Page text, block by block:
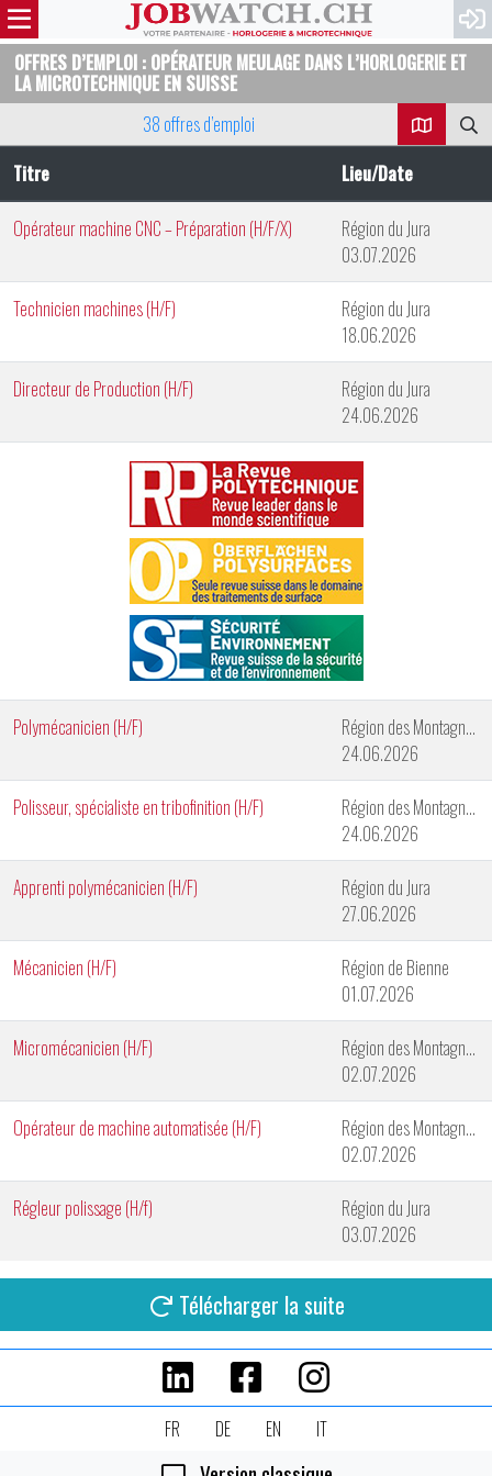
OFFRES D’EMPLOI : OPÉRATEUR MEULAGE DANS L’HORLOGERIE ET
LA MICROTECHNIQUE EN SUISSE
38 offres d’emploi
Titre
Lieu/Date
Opérateur machine CNC – Préparation (H/F/X)
Région du Jura
03.07.2026
Technicien machines (H/F)
Région du Jura
18.06.2026
Directeur de Production (H/F)
Région du Jura
24.06.2026
Polymécanicien (H/F)
Région des Montagnes neuchâteloises
24.06.2026
Polisseur, spécialiste en tribofinition (H/F)
Région des Montagnes Neuchâteloises
24.06.2026
Apprenti polymécanicien (H/F)
Région du Jura
27.06.2026
Mécanicien (H/F)
Région de Bienne
01.07.2026
Micromécanicien (H/F)
Région des Montagnes Neuchâteloises
02.07.2026
Opérateur de machine automatisée (H/F)
Région des Montagnes Neuchâteloises
02.07.2026
Régleur polissage (H/f)
Région du Jura
03.07.2026
Télécharger la suite
FR DE EN IT